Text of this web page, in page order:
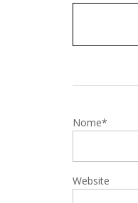
Nome*
Website